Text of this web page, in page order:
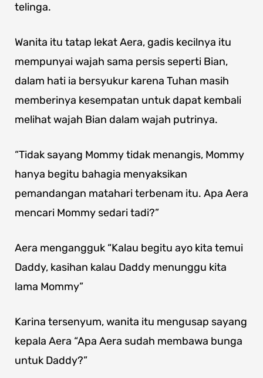
telinga.
Wanita itu tatap lekat Aera, gadis kecilnya itu
mempunyai wajah sama persis seperti Bian,
dalam hati ia bersyukur karena Tuhan masih
memberinya kesempatan untuk dapat kembali
melihat wajah Bian dalam wajah putrinya.
“Tidak sayang Mommy tidak menangis, Mommy
hanya begitu bahagia menyaksikan
pemandangan matahari terbenam itu. Apa Aera
mencari Mommy sedari tadi?”
Aera mengangguk “Kalau begitu ayo kita temui
Daddy, kasihan kalau Daddy menunggu kita
lama Mommy”
Karina tersenyum, wanita itu mengusap sayang
kepala Aera “Apa Aera sudah membawa bunga
untuk Daddy?”